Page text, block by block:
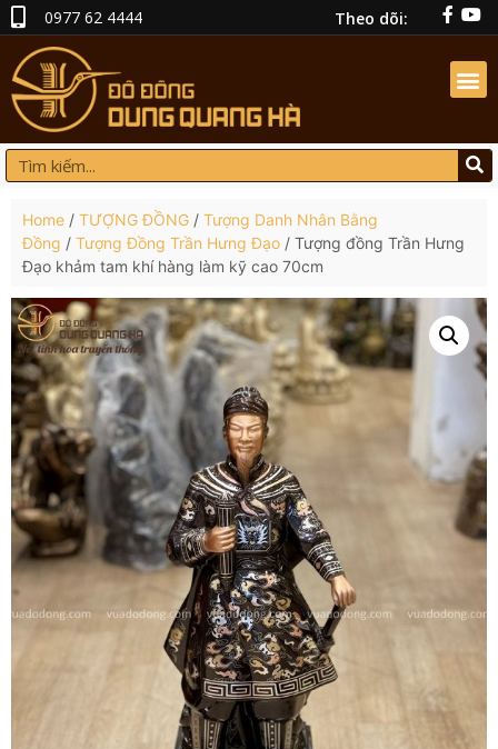
0977 62 4444 Theo dõi:
Home / TƯỢNG ĐỒNG / Tượng Danh Nhân Bằng
Đồng / Tượng Đồng Trần Hưng Đạo / Tượng đồng Trần Hưng
Đạo khảm tam khí hàng làm kỹ cao 70cm